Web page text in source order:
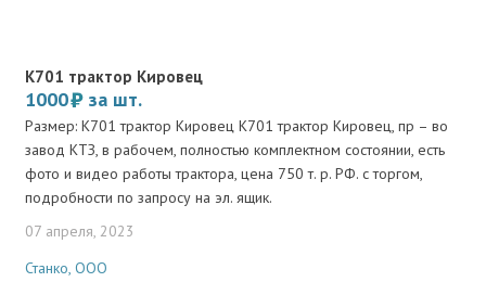
К701 трактор Кировец
1000 за шт.
Размер: К701 трактор Кировец К701 трактор Кировец, пр – во
завод КТЗ, в рабочем, полностью комплектном состоянии, есть
фото и видео работы трактора, цена 750 т. р. РФ. с торгом,
подробности по запросу на эл. ящик.
07 апреля, 2023
Станко, ООО